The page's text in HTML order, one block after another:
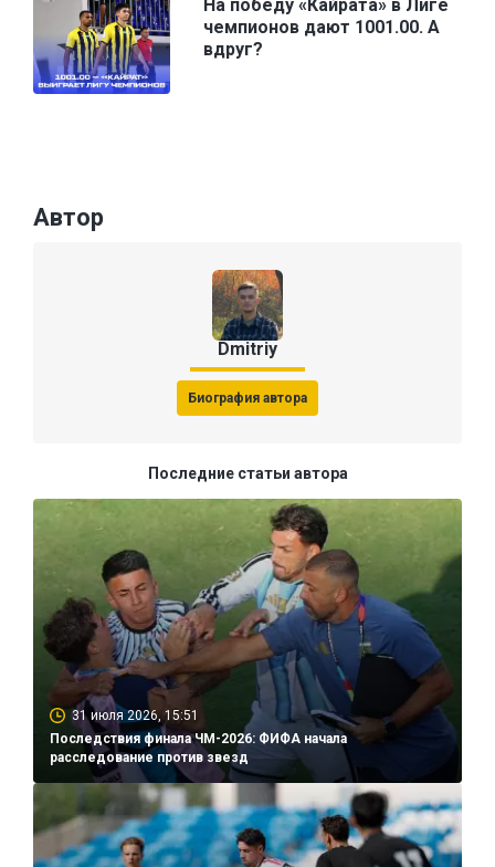
На победу «Кайрата» в Лиге
чемпионов дают 1001.00. А
вдруг?
Автор
Dmitriy
Биография автора
Последние статьи автора
31 июля 2026, 15:51
Последствия финала ЧМ-2026: ФИФА начала
расследование против звезд